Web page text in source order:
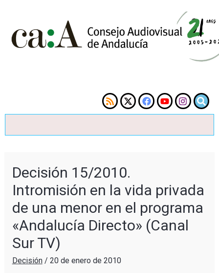
Decisión 15/2010.
Intromisión en la vida privada
de una menor en el programa
«Andalucía Directo» (Canal
Sur TV)
Decisión/ 20 de enero de 2010